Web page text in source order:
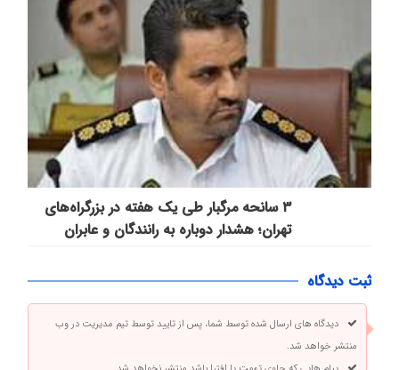
۳ سانحه مرگبار طی یک هفته در بزرگراه‌های
تهران؛ هشدار دوباره به رانندگان و عابران
ثبت دیدگاه
دیدگاه های ارسال شده توسط شما، پس از تایید توسط تیم مدیریت در وب
منتشر خواهد شد.